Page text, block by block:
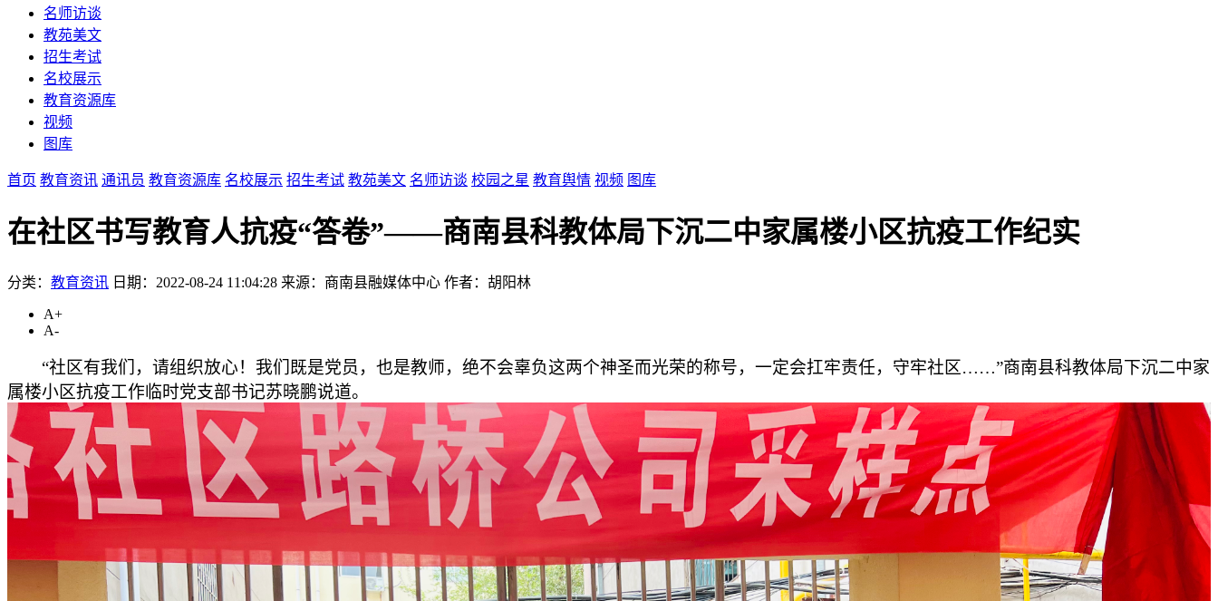
名师访谈
教苑美文
招生考试
名校展示
教育资源库
视频
图库
首页 教育资讯 通讯员 教育资源库 名校展示 招生考试 教苑美文 名师访谈 校园之星 教育舆情 视频 图库
在社区书写教育人抗疫“答卷”——商南县科教体局下沉二中家属楼小区抗疫工作纪实
分类： 教育资讯 日期：2022-08-24 11:04:28 来源：商南县融媒体中心 作者：胡阳林
A+
A-
“社区有我们，请组织放心！我们既是党员，也是教师，绝不会辜负这两个神圣而光荣的称号，一定会扛牢责任，守牢社区……”商南县科教体局下沉二中家
属楼小区抗疫工作临时党支部书记苏晓鹏说道。